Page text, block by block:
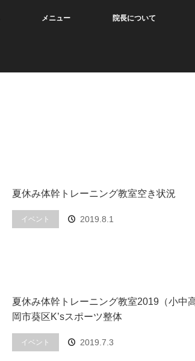
メニュー 院長について
夏休み体幹トレーニング教室空き状況
イベント 2019.8.1
夏休み体幹トレーニング教室2019（小中
岡市葵区K’sスポーツ整体
イベント 2019.7.3